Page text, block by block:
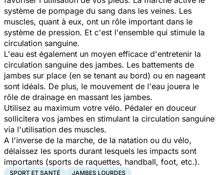
système de pompage du sang dans les veines. Les
muscles, quant à eux, ont un rôle important dans le
système de pression. Et c'est l'ensemble qui stimule la
circulation sanguine.
L'eau est également un moyen efficace d'entretenir la
circulation sanguine des jambes. Les battements de
jambes sur place (en se tenant au bord) ou en nageant
sont idéals. De plus, le mouvement de l'eau jouera le
rôle de drainage en massant les jambes.
Utilisez au maximum votre vélo. Pédaler en douceur
sollicitera vos jambes en stimulant la circulation sanguine
via l'utilisation des muscles.
A l'inverse de la marche, de la natation ou du vélo,
délaissez les sports durant lesquels les impacts sont
importants (sports de raquettes, handball, foot, etc.).
SPORT ET SANTÉ JAMBES LOURDES